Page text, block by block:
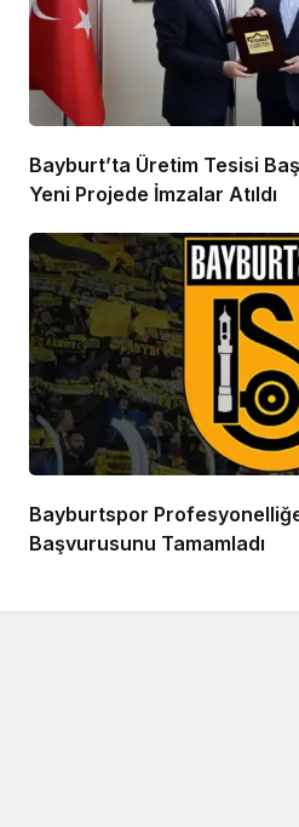
Bayburt’ta Üretim Tesisi
Yeni Projede İmzalar Atıldı
Bayburtspor
Başvurusunu Tamamladı